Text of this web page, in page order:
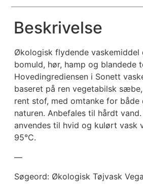
Beskrivelse
Økologisk flydende vaskemiddel
bomuld, hør, hamp og blandede
Hovedingrediensen i Sonett
baseret på ren vegetabilsk
rent stof, med omtanke for både
naturen. Anbefales til hårdt vand.
anvendes til hvid og kulørt vask
95°C.
—
Søgeord: Økologisk Tøjvask